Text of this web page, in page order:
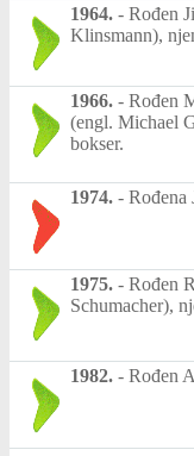
1964. - Rođen
Klinsmann),
1966. - Rođen
(engl. Michael
bokser.
1974. - Rođena
1975. - Rođen
Schumacher),
1982. - Rođen